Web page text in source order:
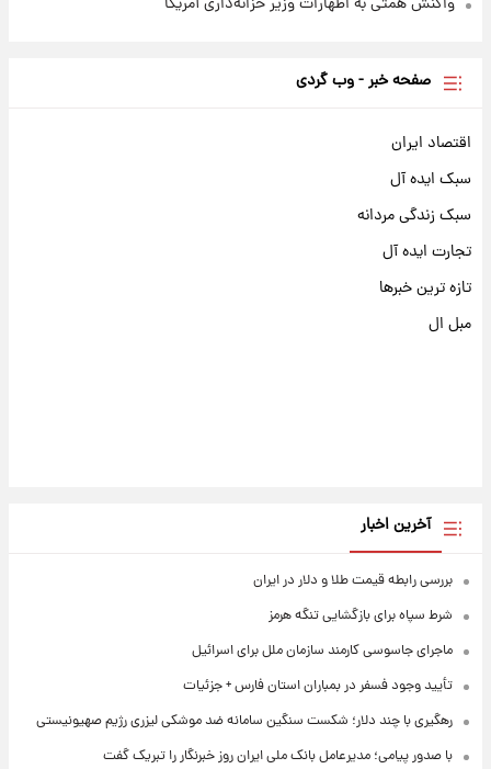
صفحه خبر - وب گردی
اقتصاد ایران
سبک ایده آل
سبک زندگی مردانه
تجارت ایده آل
تازه ترین خبرها
مبل ال
آخرین اخبار
بررسی رابطه قیمت طلا و دلار در ایران
شرط سپاه برای بازگشایی تنگه هرمز
ماجرای جاسوسی کارمند سازمان ملل برای اسرائیل
تأیید وجود فسفر در بمباران استان فارس + جزئیات
رهگیری با چند دلار؛ شکست سنگین سامانه ضد موشکی لیزری رژیم صهیونیستی
با صدور پیامی؛ مدیرعامل بانک ملی ایران روز خبرنگار را تبریک گفت